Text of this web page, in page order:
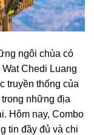
ngôi chùa có
Chedi Luang
truyền thống của
những địa
Hôm nay, Combo
tin đầy đủ và chi